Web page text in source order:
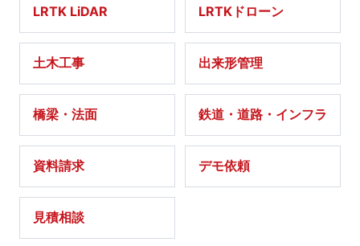
LRTK LiDAR LRTKドローン
土木工事 出来形管理
橋梁・法面 鉄道・道路・インフラ
資料請求 デモ依頼
見積相談